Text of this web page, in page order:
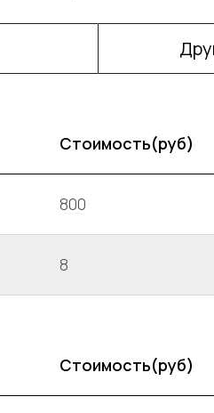
Стоимость(руб)
800
8
Стоимость(руб)